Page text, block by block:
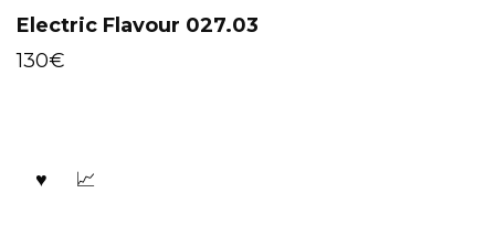
Electric Flavour 027.03
130€